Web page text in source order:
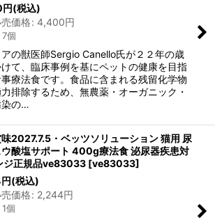
円(税込)
価格: 4,400円
個
の獣医師Sergio Canello氏が２２年の歳
けて、臨床事例を基にペットの健康を目指
事療法食です。食品に含まれる残留化学物
排除するため、無農薬・オーガニック・
染の…
2027.7.5・ベッツソリューション 猫用 尿
酸塩サポート 400g療法食 泌尿器疾患対
ジ正規品ve83033 [ve83033]
円(税込)
価格: 2,244円
個